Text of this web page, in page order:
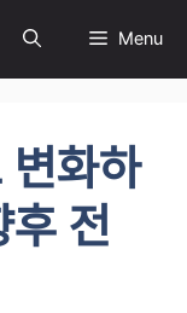
Menu
변화하
후 전